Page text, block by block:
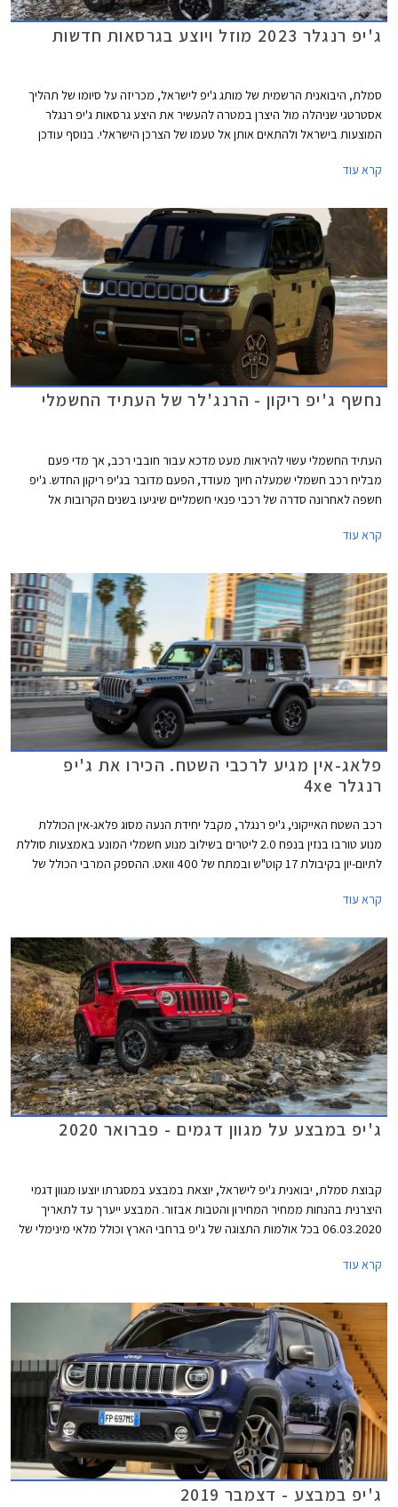
ג'יפ רנגלר 2023 מוזל ויוצע בגרסאות חדשות
סמלת, היבואנית הרשמית של מותג ג'יפ לישראל, מכריזה על סיומו של תהליך
אסטרטגי שניהלה מול היצרן במטרה להעשיר את היצע גרסאות ג'יפ רנגלר
המוצעות בישראל ולהתאים אותן אל טעמו של הצרכן הישראלי. בנוסף עודכן
קרא עוד
נחשף ג'יפ ריקון - הרנג'לר של העתיד החשמלי
העתיד החשמלי עשוי להיראות מעט מדכא עבור חובבי רכב, אך מדי פעם
מבליח רכב חשמלי שמעלה חיוך מעודד, הפעם מדובר בג'יפ ריקון החדש. ג'יפ
חשפה לאחרונה סדרה של רכבי פנאי חשמליים שיגיעו בשנים הקרובות אל
ג'יפ ריקון שנראה כמו היורש של ג'יפ רנג'לר הקשוח. בשלב זה שלושת הדגמים
קרא עוד
פלאג-אין מגיע לרכבי השטח. הכירו את ג'יפ
רנגלר 4xe
רכב השטח האייקוני, ג'יפ רנגלר, מקבל יחידת הנעה מסוג פלאג-אין הכוללת
מנוע טורבו בנזין בנפח 2.0 ליטרים בשילוב מנוע חשמלי המונע באמצעות סוללת
לתיום-יון בקיבולת 17 קוט"ש ובמתח של 400 וואט. ההספק המרבי הכולל של
קרא עוד
ג'יפ במבצע על מגוון דגמים - פברואר 2020
קבוצת סמלת, יבואנית ג'יפ לישראל, יוצאת במבצע במסגרתו יוצעו מגוון דגמי
היצרנית בהנחות ממחיר המחירון והטבות אבזור. המבצע ייערך עד לתאריך
06.03.2020 בכל אולמות התצוגה של ג'יפ ברחבי הארץ וכולל מלאי מינימלי של
קרא עוד
ג'יפ במבצע - דצמבר 2019